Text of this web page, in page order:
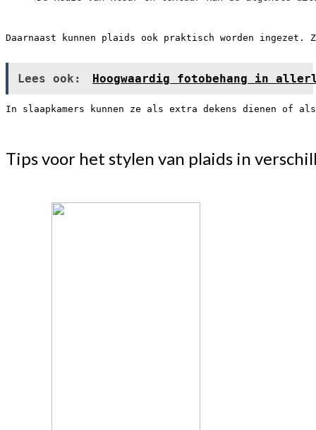
Daarnaast kunnen plaids ook praktisch worden
Lees ook: Hoogwaardig fotobehang in
In slaapkamers kunnen ze als extra dekens dienen of
Tips voor het stylen van plaids in